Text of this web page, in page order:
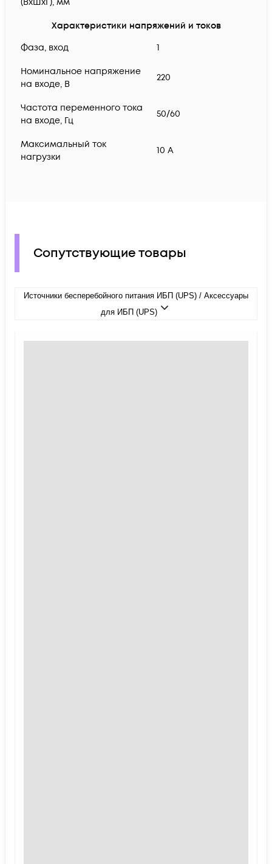
Характеристики напряжений и токов
Фаза, вход
1
Номинальное напряжение
на входе, В
220
Частота переменного тока
на входе, Гц
50/60
Максимальный ток
нагрузки
10 A
Сопутствующие товары
Источники бесперебойного питания ИБП (UPS) / Аксессуары
для ИБП (UPS)